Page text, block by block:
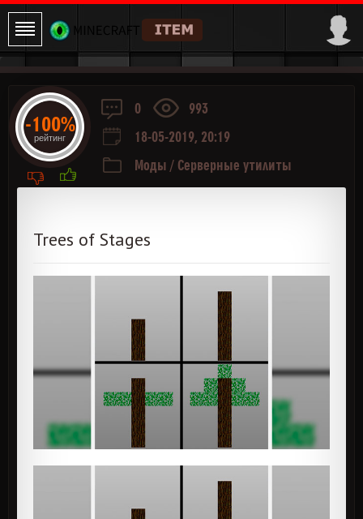
0
993
18-05-2019, 20:19
Моды / Серверные утилиты
Trees of Stages
-100%
рейтинг